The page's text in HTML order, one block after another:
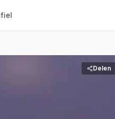
Delen